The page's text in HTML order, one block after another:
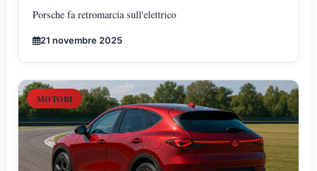
Porsche fa retromarcia sull'elettrico
21 novembre 2025
MOTORI